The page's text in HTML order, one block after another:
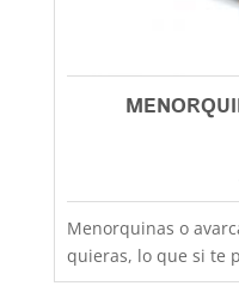
Menorquinas o avarcas? llámalas como tu
quieras, lo que si te